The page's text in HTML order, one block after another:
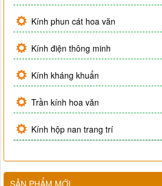
Kính phun cát hoa văn
Kính điện thông minh
Kính kháng khuẩn
Trần kính hoa văn
Kính hộp nan trang trí
SẢN PHẨM MỚI